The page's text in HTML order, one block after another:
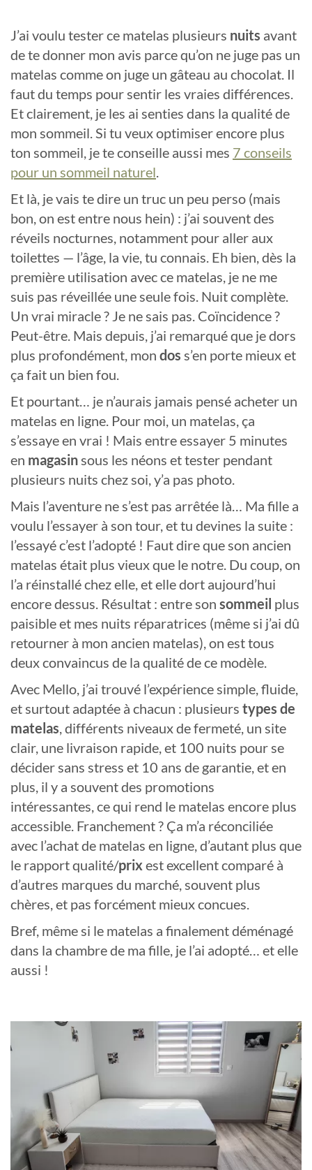
J’ai voulu tester ce matelas plusieurs nuits avant
de te donner mon avis parce qu’on ne juge pas un
matelas comme on juge un gâteau au chocolat. Il
faut du temps pour sentir les vraies différences.
Et clairement, je les ai senties dans la qualité de
mon sommeil. Si tu veux optimiser encore plus
ton sommeil, je te conseille aussi mes 7 conseils
pour un sommeil naturel.
Et là, je vais te dire un truc un peu perso (mais
bon, on est entre nous hein) : j’ai souvent des
réveils nocturnes, notamment pour aller aux
toilettes — l’âge, la vie, tu connais. Eh bien, dès la
première utilisation avec ce matelas, je ne me
suis pas réveillée une seule fois. Nuit complète.
Un vrai miracle ? Je ne sais pas. Coïncidence ?
Peut-être. Mais depuis, j’ai remarqué que je dors
plus profondément, mon dos s’en porte mieux et
ça fait un bien fou.
Et pourtant… je n’aurais jamais pensé acheter un
matelas en ligne. Pour moi, un matelas, ça
s’essaye en vrai ! Mais entre essayer 5 minutes
en magasinsous les néons et tester pendant
plusieurs nuits chez soi, y’a pas photo.
Mais l’aventure ne s’est pas arrêtée là… Ma fille a
voulu l’essayer à son tour, et tu devines la suite :
l’essayé c’est l’adopté ! Faut dire que son ancien
matelas était plus vieux que le notre. Du coup, on
l’a réinstallé chez elle, et elle dort aujourd’hui
encore dessus. Résultat : entre son sommeil plus
paisible et mes nuits réparatrices (même si j’ai dû
retourner à mon ancien matelas), on est tous
deux convaincus de la qualité de ce modèle.
Avec Mello, j’ai trouvé l’expérience simple, fluide,
et surtout adaptée à chacun : plusieurs types de
matelas, différents niveaux de fermeté, un site
clair, une livraison rapide, et 100 nuits pour se
décider sans stress et 10 ans de garantie, et en
plus, il y a souvent des promotions
intéressantes, ce qui rend le matelas encore plus
accessible. Franchement ? Ça m’a réconciliée
avec l’achat de matelas en ligne, d’autant plus que
le rapport qualité/prix est excellent comparé à
d’autres marques du marché, souvent plus
chères, et pas forcément mieux concues.
Bref, même si le matelas a finalement déménagé
dans la chambre de ma fille, je l’ai adopté… et elle
aussi !